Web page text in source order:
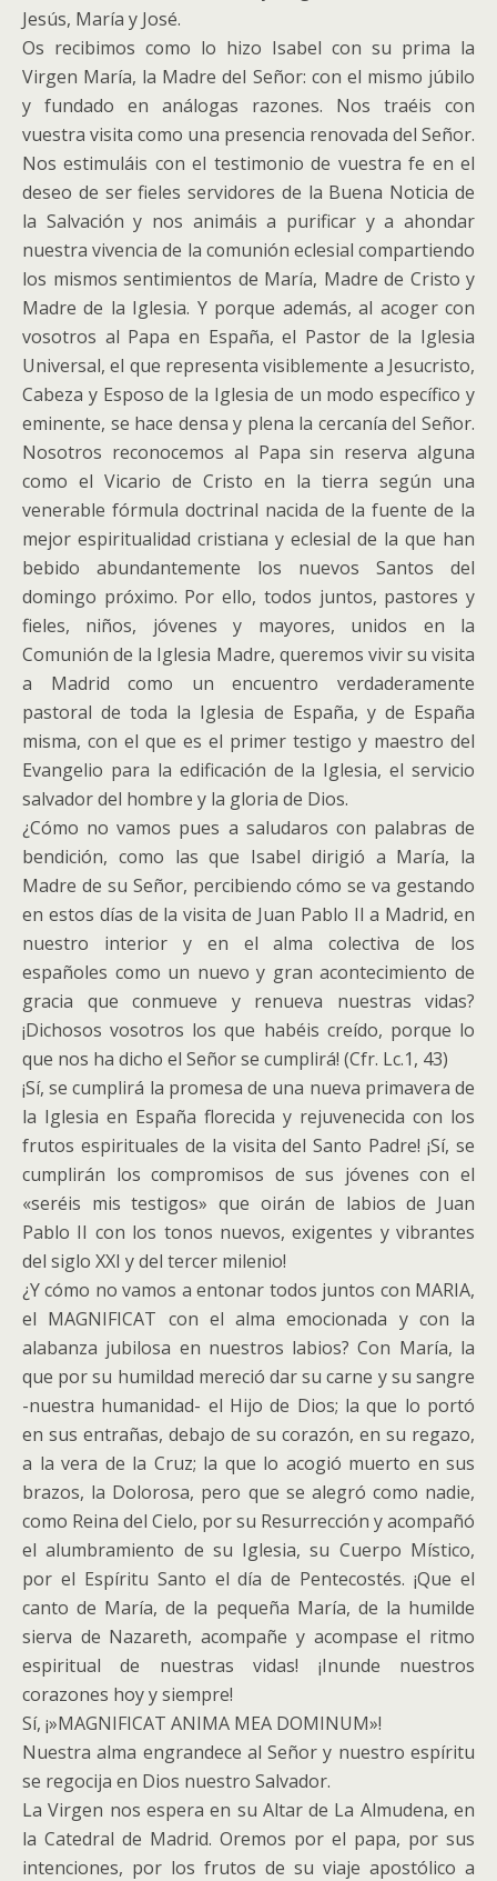
Jesús, María y José.
Os recibimos como lo hizo Isabel con su prima la
Virgen María, la Madre del Señor: con el mismo júbilo
y fundado en análogas razones. Nos traéis con
vuestra visita como una presencia renovada del Señor.
Nos estimuláis con el testimonio de vuestra fe en el
deseo de ser fieles servidores de la Buena Noticia de
la Salvación y nos animáis a purificar y a ahondar
nuestra vivencia de la comunión eclesial compartiendo
los mismos sentimientos de María, Madre de Cristo y
Madre de la Iglesia. Y porque además, al acoger con
vosotros al Papa en España, el Pastor de la Iglesia
Universal, el que representa visiblemente a Jesucristo,
Cabeza y Esposo de la Iglesia de un modo específico y
eminente, se hace densa y plena la cercanía del Señor.
Nosotros reconocemos al Papa sin reserva alguna
como el Vicario de Cristo en la tierra según una
venerable fórmula doctrinal nacida de la fuente de la
mejor espiritualidad cristiana y eclesial de la que han
bebido abundantemente los nuevos Santos del
domingo próximo. Por ello, todos juntos, pastores y
fieles, niños, jóvenes y mayores, unidos en la
Comunión de la Iglesia Madre, queremos vivir su visita
a Madrid como un encuentro verdaderamente
pastoral de toda la Iglesia de España, y de España
misma, con el que es el primer testigo y maestro del
Evangelio para la edificación de la Iglesia, el servicio
salvador del hombre y la gloria de Dios.
¿Cómo no vamos pues a saludaros con palabras de
bendición, como las que Isabel dirigió a María, la
Madre de su Señor, percibiendo cómo se va gestando
en estos días de la visita de Juan Pablo II a Madrid, en
nuestro interior y en el alma colectiva de los
españoles como un nuevo y gran acontecimiento de
gracia que conmueve y renueva nuestras vidas?
¡Dichosos vosotros los que habéis creído, porque lo
que nos ha dicho el Señor se cumplirá! (Cfr. Lc.1, 43)
¡Sí, se cumplirá la promesa de una nueva primavera de
la Iglesia en España florecida y rejuvenecida con los
frutos espirituales de la visita del Santo Padre! ¡Sí, se
cumplirán los compromisos de sus jóvenes con el
«seréis mis testigos» que oirán de labios de Juan
Pablo II con los tonos nuevos, exigentes y vibrantes
del siglo XXI y del tercer milenio!
¿Y cómo no vamos a entonar todos juntos con MARIA,
el MAGNIFICAT con el alma emocionada y con la
alabanza jubilosa en nuestros labios? Con María, la
que por su humildad mereció dar su carne y su sangre
-nuestra humanidad- el Hijo de Dios; la que lo portó
en sus entrañas, debajo de su corazón, en su regazo,
a la vera de la Cruz; la que lo acogió muerto en sus
brazos, la Dolorosa, pero que se alegró como nadie,
como Reina del Cielo, por su Resurrección y acompañó
el alumbramiento de su Iglesia, su Cuerpo Místico,
por el Espíritu Santo el día de Pentecostés. ¡Que el
canto de María, de la pequeña María, de la humilde
sierva de Nazareth, acompañe y acompase el ritmo
espiritual de nuestras vidas! ¡Inunde nuestros
corazones hoy y siempre!
Sí, ¡»MAGNIFICAT ANIMA MEA DOMINUM»!
Nuestra alma engrandece al Señor y nuestro espíritu
se regocija en Dios nuestro Salvador.
La Virgen nos espera en su Altar de La Almudena, en
la Catedral de Madrid. Oremos por el papa, por sus
intenciones, por los frutos de su viaje apostólico a